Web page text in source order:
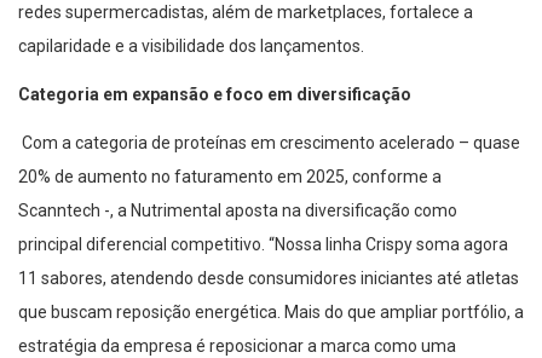
redes supermercadistas, além de marketplaces, fortalece a
capilaridade e a visibilidade dos lançamentos.
Categoria em expansão e foco em diversificação
Com a categoria de proteínas em crescimento acelerado – quase
20% de aumento no faturamento em 2025, conforme a
Scanntech -, a Nutrimental aposta na diversificação como
principal diferencial competitivo. “Nossa linha Crispy soma agora
11 sabores, atendendo desde consumidores iniciantes até atletas
que buscam reposição energética. Mais do que ampliar portfólio, a
estratégia da empresa é reposicionar a marca como uma